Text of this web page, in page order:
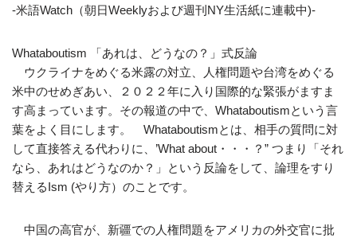
-米語Watch（朝日Weeklyおよび週刊NY生活紙に連載中)-
Whataboutism 「あれは、どうなの？」式反論
ウクライナをめぐる米露の対立、人権問題や台湾をめぐる
米中のせめぎあい、２０２２年に入り国際的な緊張がますま
す高まっています。その報道の中で、Whataboutismという言
葉をよく目にします。 Whataboutismとは、相手の質問に対
して直接答える代わりに、’What about・・・？” つまり「それ
なら、あれはどうなのか？」という反論をして、論理をすり
替えるIsm (やり方）のことです。
中国の高官が、新疆での人権問題をアメリカの外交官に批